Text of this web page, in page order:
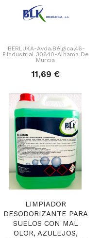
IBERLUKA-Avda.Bélgica,46-
P.Industrial 30840-Alhama De
Murcia
11,69 €
LIMPIADOR
DESODORIZANTE PARA
SUELOS CON MAL
OLOR, AZULEJOS,